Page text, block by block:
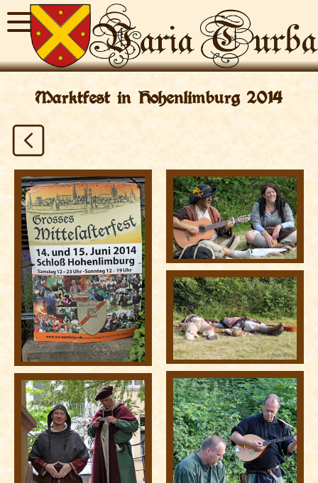
Marktfest in Hohenlimburg 2014